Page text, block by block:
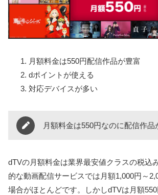
月額料金は550円配信作品が豊富
dポイントが使える
対応デバイスが多い
月額料金は550円なのに配信作品
dTVの月額料金は業界最安値クラスの税込
的な動画配信サービスでは月額1,000円～
場合がほとんどです。しかしdTVは月額550